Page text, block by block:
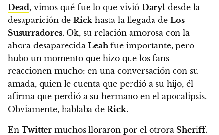
Dead, vimos qué fue lo que vivió Daryl desde la
desaparición de Rick hasta la llegada de Los
Susurradores. Ok, su relación amorosa con la
ahora desaparecida Leah fue importante, pero
hubo un momento que hizo que los fans
reaccionen mucho: en una conversación con su
amada, quien le cuenta que perdió a su hijo, él
afirma que perdió a su hermano en el apocalipsis.
Obviamente, hablaba de Rick.
En Twitter muchos lloraron por el otrora Sheriff.